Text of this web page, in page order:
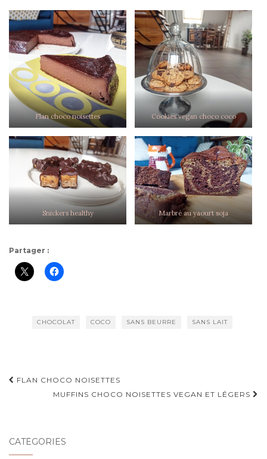
Flan choco noisettes Cookies vegan choco coco
Snickers healthy Marbré au yaourt soja
Partager :
CHOCOLAT COCO SANS BEURRE SANS LAIT
Navigation
d'article
FLAN CHOCO NOISETTES
MUFFINS CHOCO NOISETTES VEGAN ET LÉGERS
CATÉGORIES